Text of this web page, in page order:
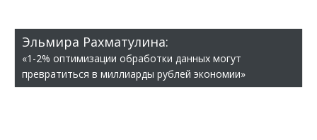
Эльмира Рахматулина:
«1-2% оптимизации обработки данных могут
превратиться в миллиарды рублей экономии»